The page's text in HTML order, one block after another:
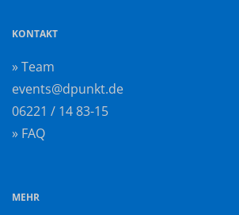
KONTAKT
» Team
events@dpunkt.de
06221 / 14 83-15
» FAQ
MEHR